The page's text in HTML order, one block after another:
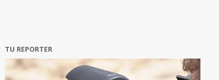
TU REPORTER